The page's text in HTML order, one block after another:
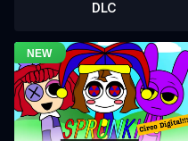
DLC